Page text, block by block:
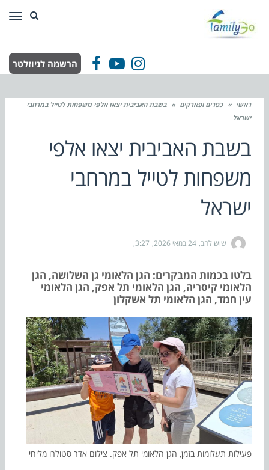
Facebook
YouTube
Instagram הרשמה לניוזלטר
ראשי » כפרים ופארקים » בשבת האביבית יצאו אלפי משפחות לטייל במרחבי
ישראל
בשבת האביבית יצאו אלפי
משפחות לטייל במרחבי
ישראל
שוש להב 24 במאי 2026 3:27
בלטו בכמות המבקרים: הגן הלאומי גן השלושה, הגן
הלאומי קיסריה, הגן הלאומי תל אפק, הגן הלאומי
עין חמד, הגן הלאומי תל אשקלון
פעילות תעלומות בזמן, הגן הלאומי תל אפק. צילום אדר סטולרו מליחי